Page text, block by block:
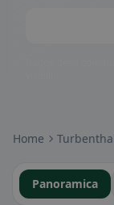
Home
Panoramica